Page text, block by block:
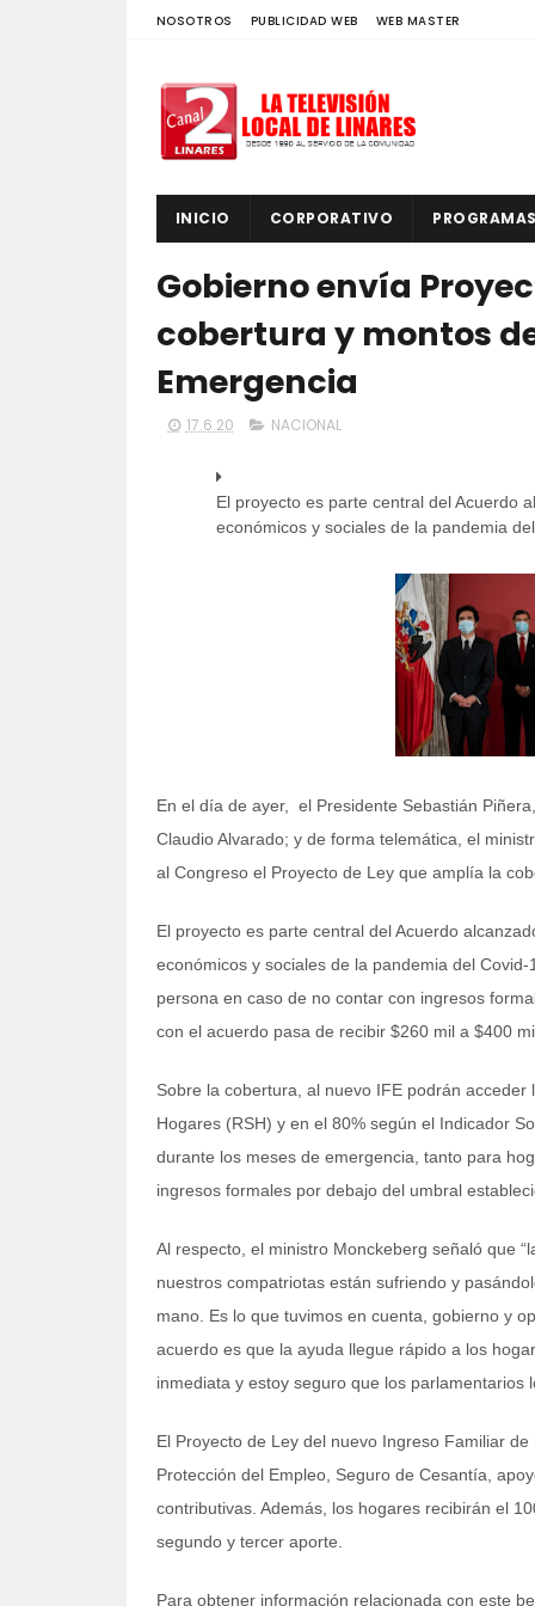
NOSOTROS PUBLICIDAD WEB WEB MASTER
INICIO CORPORATIVO PROGRAMAS
Gobierno envía
cobertura y montos
Emergencia
17.6.20 NACIONAL
El proyecto es parte central del Acuerdo
económicos y sociales de la pandemia del
En el día de ayer, el Presidente Sebastián
Claudio Alvarado; y de forma telemática, el
al Congreso el Proyecto de Ley que amplía la
El proyecto es parte central del Acuerdo
económicos y sociales de la pandemia del
persona en caso de no contar con ingresos
con el acuerdo pasa de recibir $260 mil a $400
Sobre la cobertura, al nuevo IFE podrán
Hogares (RSH) y en el 80% según el Indicador
durante los meses de emergencia, tanto para
ingresos formales por debajo del umbral
Al respecto, el ministro Monckeberg señaló que
nuestros compatriotas están sufriendo y
mano. Es lo que tuvimos en cuenta, gobierno y
acuerdo es que la ayuda llegue rápido a los
inmediata y estoy seguro que los parlamentarios
El Proyecto de Ley del nuevo Ingreso Familiar
Protección del Empleo, Seguro de Cesantía,
contributivas. Además, los hogares recibirán el
segundo y tercer aporte.
Para obtener información relacionada con este